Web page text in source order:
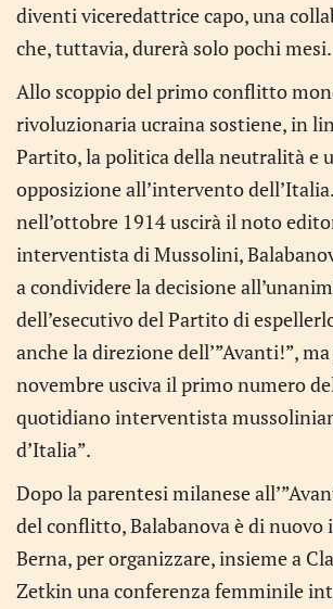
diventi viceredattrice capo, una
che, tuttavia, durerà solo pochi mesi.
Allo scoppio del primo conflitto
rivoluzionaria ucraina sostiene, in
Partito, la politica della neutralità e
opposizione all’intervento
nell’ottobre 1914 uscirà il noto
interventista di Mussolini,
a condividere la decisione
dell’esecutivo del Partito di
anche la direzione dell’”Avanti!”, ma
novembre usciva il primo numero
quotidiano interventista
d’Italia”.
Dopo la parentesi milanese
del conflitto, Balabanova è di nuovo
Berna, per organizzare, insieme a
Zetkin una conferenza femminile